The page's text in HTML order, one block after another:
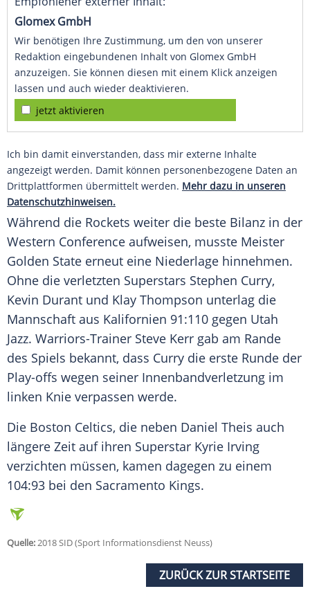
Glomex GmbH
Wir benötigen Ihre Zustimmung, um den von unserer
Redaktion eingebundenen Inhalt von Glomex GmbH
anzuzeigen. Sie können diesen mit einem Klick anzeigen
lassen und auch wieder deaktivieren.
jetzt aktivieren
Ich bin damit einverstanden, dass mir externe Inhalte
angezeigt werden. Damit können personenbezogene Daten an
Drittplattformen übermittelt werden. Mehr dazu in unseren
Datenschutzhinweisen.
Während die Rockets weiter die beste Bilanz in der
Western Conference aufweisen, musste Meister
Golden State erneut eine Niederlage hinnehmen.
Ohne die verletzten Superstars Stephen Curry,
Kevin Durant und Klay Thompson unterlag die
Mannschaft aus Kalifornien 91:110 gegen Utah
Jazz. Warriors-Trainer Steve Kerr gab am Rande
des Spiels bekannt, dass Curry die erste Runde der
Play-offs wegen seiner Innenbandverletzung im
linken Knie verpassen werde.
Die Boston Celtics, die neben Daniel Theis auch
längere Zeit auf ihren Superstar Kyrie Irving
verzichten müssen, kamen dagegen zu einem
104:93 bei den Sacramento Kings.
Quelle:2018 SID (Sport Informationsdienst Neuss)
ZURÜCK ZUR STARTSEITE